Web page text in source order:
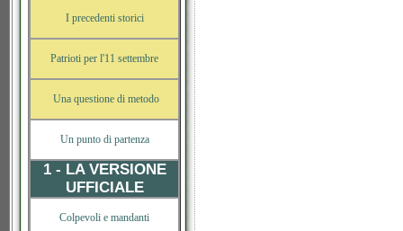
I precedenti storici
Patrioti per l'11 settembre
Una questione di metodo
Un punto di partenza
1 - LA VERSIONE
UFFICIALE
Colpevoli e mandanti